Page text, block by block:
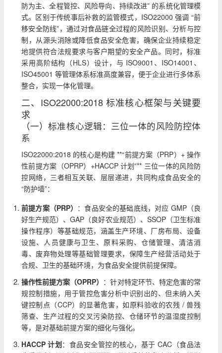
防为主、全程管控、风险导向、持续改进” 的系统化管理模
式。区别于传统事后补救的监管模式，ISO22000 强调 “前
移安全防线”，通过对食品链全过程的风险识别、分析与控
制，从源头消除或降低食品安全危害，确保企业持续稳定
地提供符合法规要求与客户期望的安全产品。同时，标准
采用高阶结构（HLS）设计，与 ISO9001、ISO14001、
ISO45001 等管理体系标准高度兼容，便于企业进行多体系
整合，实现一体化管理。
二、ISO22000:2018 标准核心框架与关键要
求
（一）标准核心逻辑：三位一体的风险防控体
系
ISO22000:2018 的核心是构建 **“前提方案（PRP）+ 操作
性前提方案（OPRP）+HACCP 计划”** 三位一体的风险防
控网络，三者相互关联、层层递进，共同构成食品安全的
“防护墙”：
前提方案（PRP） ：食品安全的基础底线，对应 GMP（良
好生产规范）、GAP（良好农业规范）、SSOP（卫生标准
操作程序）等基础规范，涵盖生产环境、厂房布局、设备
设施、人员健康与卫生、原料采购、仓储管理、清洁消
毒、废弃物处理等基础管理要求，保障生产经营活动处于
合规、卫生的基础环境，为食品安全提供前提保障。
操作性前提方案（OPRP） ：针对特定环节、特定危害的常
规控制措施，用于管控危害分析中识别出的、但未纳入关
键控制点（CCP）的显著危害，如原料验收的农残 / 兽残
筛查、生产过程的交叉污染防控、仓储环节的温湿度控制
等，是对基础前提方案的细化与强化。
HACCP 计划：食品安全管控的核心，基于 CAC（食品法